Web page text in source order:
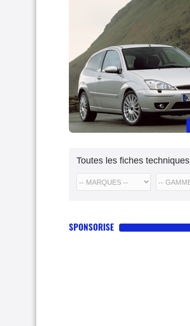
Toutes les fiches techniques
SPONSORISE